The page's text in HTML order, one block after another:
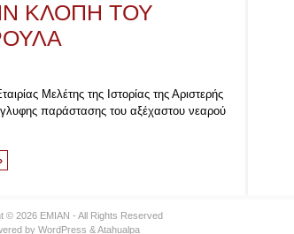
ΚΛΟΠΗ ΤΟΥ
Μελέτης της Ιστορίας της Αριστερής
παράστασης του αξέχαστου νεαρού
© 2026 EMIAN - All Rights Reserved
by WordPress &Atahualpa